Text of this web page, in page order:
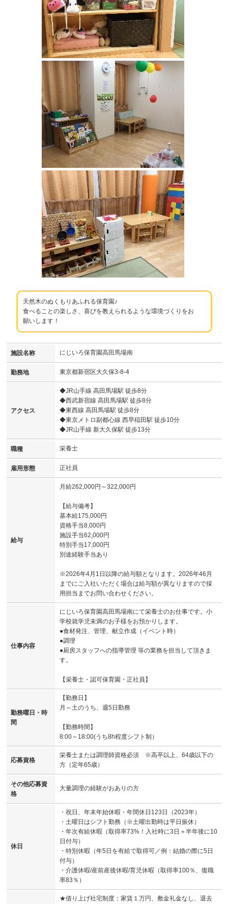
天然木のぬくもりあふれる保育園♪
食べることの楽しさ、喜びを教えられるような環境づくりをお
願いします！
施設名称 にじいろ保育園高田馬場南
勤務地 東京都新宿区大久保3-8-4
アクセス
◆JR山手線 高田馬場駅 徒歩8分
◆西武新宿線 高田馬場駅 徒歩8分
◆東西線 高田馬場駅 徒歩8分
◆東京メトロ副都心線 西早稲田駅 徒歩10分
◆JR山手線 新大久保駅 徒歩13分
職種 栄養士
雇用形態 正社員
給与
月給262,000円～322,000円
【給与備考】
基本給175,000円
資格手当8,000円
施設手当62,000円
特別手当17,000円
別途経験手当あり
※2026年4月1日以降の給与額となります。2026年46月
までにご入社いただく場合は給与額が異なりますので採
用担当までお問い合わせください。
仕事内容
にじいろ保育園高田馬場南にて栄養士のお仕事です。小
学校就学児未満のお子様をお預かりします。
●食材発注、管理、献立作成（イベント時）
●調理
●厨房スタッフへの指導管理 等の業務を担当して頂きま
す。
【栄養士・認可保育園・正社員】
勤務曜日・時
間
【勤務日】
月～土のうち、週5日勤務
【勤務時間】
8:00～18:00(うち8h程度シフト制）
応募資格
栄養士または調理師資格必須 ※高卒以上、64歳以下の
方（定年65歳）
その他応募資
格
大量調理の経験がおありの方
休日
・祝日、年末年始休暇・年間休日123日（2023年）
・土曜日はシフト勤務（※土曜出勤時は平日振休）
・年次有給休暇（取得率73%！入社時に3日＋半年後に10
日付与）
・特別休暇（年5日を有給で取得可／例：結婚の際に5日
付与）
・介護休暇/産前産後休暇/育児休暇（取得率100％、復職
率83％）
★借り上げ社宅制度：家賃１万円、敷金礼金なし、退去